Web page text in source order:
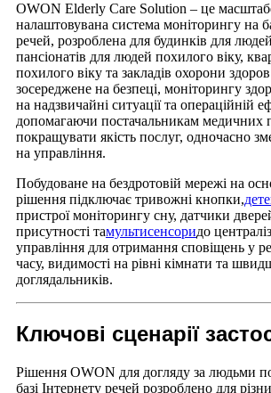
OWON Elderly Care Solution – це
налаштовувана система моніторингу на
речей, розроблена для будинків для
пансіонатів для людей похилого віку,
похилого віку та закладів охорони
зосереджене на безпеці, моніторингу
на надзвичайні ситуації та операційній
допомагаючи постачальникам медичних
покращувати якість послуг, одночасно
на управління.
Побудоване на бездротовій мережі на
рішення підключає тривожні кнопки,
пристрої моніторингу сну, датчики
присутності тамультисенсоридо
управління для отримання сповіщень у
часу, видимості на рівні кімнати та
доглядальників.
Ключові сценарії
Рішення OWON для догляду за людьми
базі Інтернету речей розроблено для